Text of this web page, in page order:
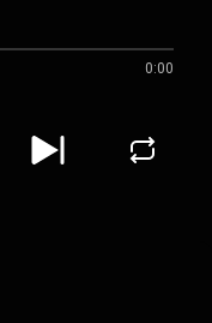
0:00